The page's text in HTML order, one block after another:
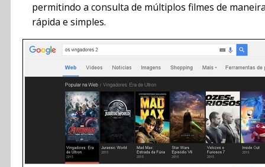
permitindo a consulta de múltiplos filmes de
rápida e simples.